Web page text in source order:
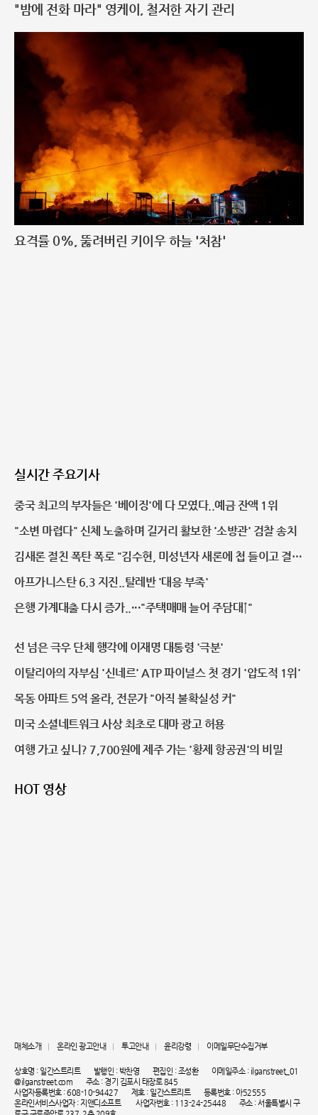
"밤에 전화 마라" 영케이, 철저한 자기 관리
요격률 0%, 뚫려버린 키이우 하늘 '처참'
실시간 주요기사
중국 최고의 부자들은 '베이징'에 다 모였다..예금 잔액 1위
"소변 마렵다" 신체 노출하며 길거리 활보한 '소방관' 검찰 송치
김새론 절친 폭탄 폭로 "김수현, 미성년자 새론에 첩 들이고 결혼
약속만 반복"
아프가니스탄 6.3 지진..탈레반 '대응 부족'
은행 가계대출 다시 증가..···"주택매매 늘어 주담대↑"
선 넘은 극우 단체 행각에 이재명 대통령 '극분'
이탈리아의 자부심 '신네르' ATP 파이널스 첫 경기 '압도적 1위'
목동 아파트 5억 올라, 전문가 "아직 불확실성 커"
미국 소셜네트워크 사상 최초로 대마 광고 허용
여행 가고 싶니? 7,700원에 제주 가는 '황제 항공권'의 비밀
HOT 영상
매체소개 온라인 광고안내 투고안내 윤리강령 이메일무단수집거부
상호명 : 일간스트리트 발행인 : 박찬영 편집인 : 조성환
이메일주소 : ilganstreet_01
@ilganstreet.com
주소 : 경기 김포시 태장로 845
사업자등록번호 : 608-10-94427
제호 : 일간스트리트
등록번호 : 아52555
온라인서비스사업자 : 지앤디소프트
사업자번호 : 113-24-25448
주소 : 서울특별시 구